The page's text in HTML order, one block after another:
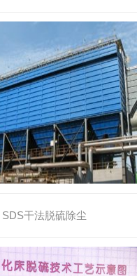
​SDS干法脱硫除尘